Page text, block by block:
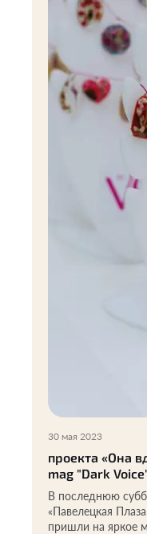
30 мая 2023
проекта «Она
mag "Dark
В последнюю
«Павелецкая
пришли на яркое